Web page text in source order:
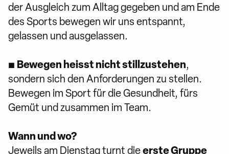
der Ausgleich zum Alltag gegeben und am Ende
des Sports bewegen wir uns entspannt,
gelassen und ausgelassen.
▪ Bewegen heisst nicht stillzustehen,
sondern sich den Anforderungen zu stellen.
Bewegen im Sport für die Gesundheit, fürs
Gemüt und zusammen im Team.
Wann und wo?
Jeweils am Dienstag turnt dieerste Gruppe